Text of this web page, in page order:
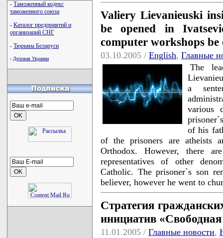
- Таможенный кодекс
таможенного союза
- Каталог предприятий и
организаций СНГ
- Тюрьмы Беларуси
- Деловая Украина
Valiery Lievanieuski
be opened in
computer workshops
03.10.2005 / English, Главные
The
a
various
of his
of the prisoners are atheists
Orthodox. However, there
representatives of other
Catholic. The prisoner`s son
believer, however he went to
Стратегия
инициатив
11.01.2005 / Главные новости,